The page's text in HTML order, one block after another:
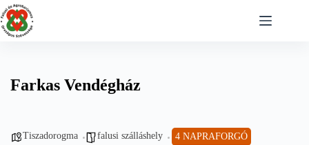
Skip
to
content
Farkas Vendégház
Tiszadorogma falusi szálláshely 4 NAPRAFORGÓ